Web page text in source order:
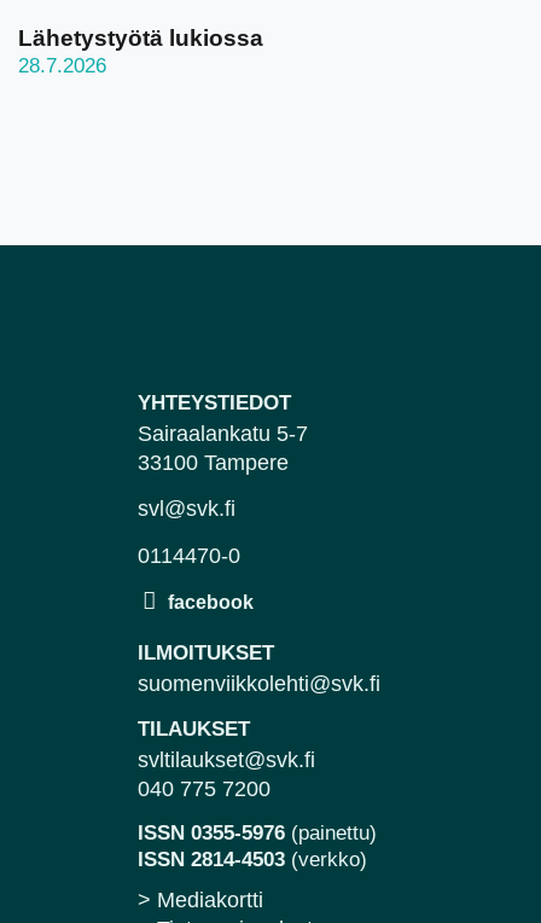
Lähetystyötä lukiossa
28.7.2026
YHTEYSTIEDOT
Sairaalankatu 5-7
33100 Tampere
svl@svk.fi
0114470-0
ILMOITUKSET
suomenviikkolehti@svk.fi
TILAUKSET
svltilaukset@svk.fi
040 775 7200
ISSN 0355-5976 (painettu)
ISSN 2814-4503 (verkko)
> Mediakortti